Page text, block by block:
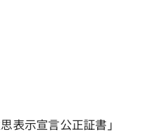
示宣言公正証書」